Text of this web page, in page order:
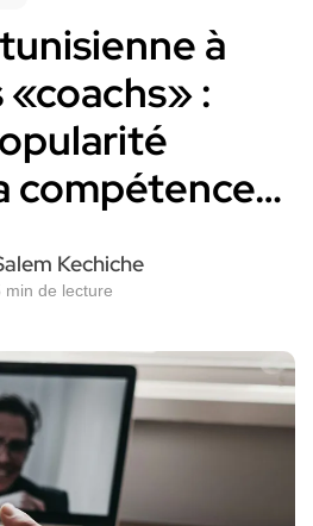
à
«coachs» :
compétence…
Kechiche
min de lecture